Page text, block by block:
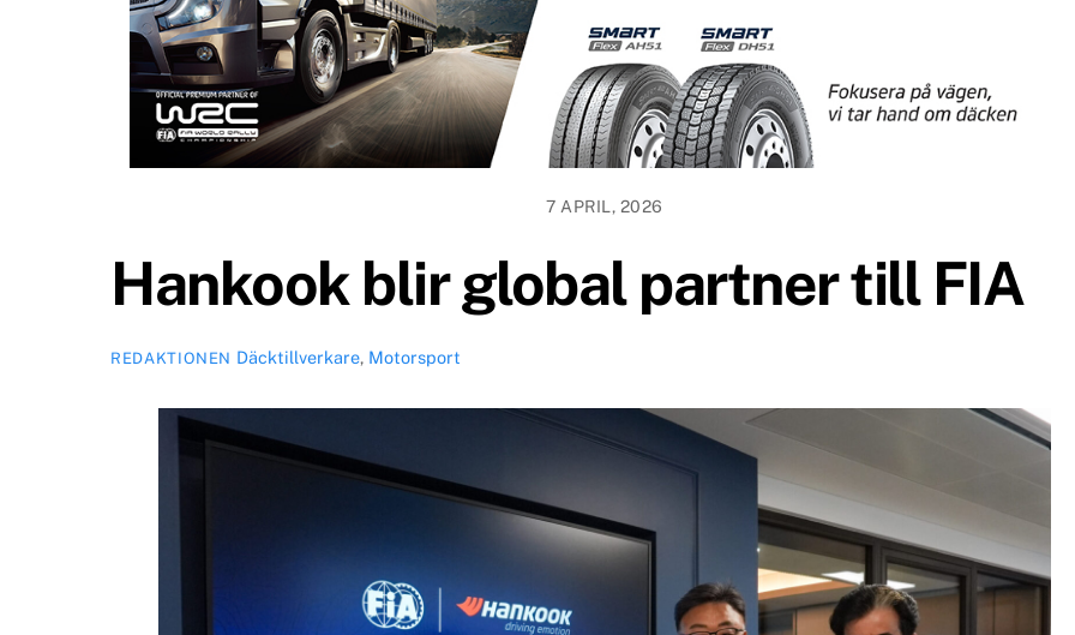
7 APRIL, 2026
Hankook blir global partner till FIA
REDAKTIONEN Däcktillverkare, Motorsport